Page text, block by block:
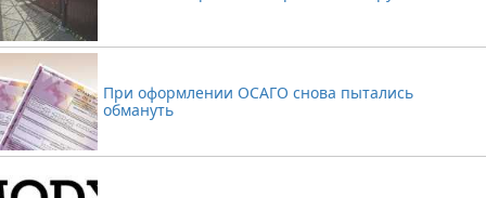
При оформлении ОСАГО снова пытались
обмануть